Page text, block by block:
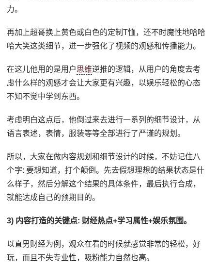
力。
再加上超哥换上黄色或白色的定制T恤，还不时魔性地哈哈
哈大笑这类细节，进一步强化了视频的观感和传播能力。
在这儿他用的是用户思维逆推的逻辑，从用户的角度去考
虑什么样的观感才会让大家更有兴趣，以娱乐轻松的心态
不知不觉中学到东西。
考虑明白这点后，他倒过来去进行一系列的细节设计，从
语言表述，表情，服装等等全部进行了严谨的规划。
所以，大家在做内容规划和细节设计的时候，不妨记住八
个字: 要想知道，打个颠倒。先去假想理想的结果状态是什
么样子，然后分解这个结果的具体条件，最后执行合成，
就能达成自己的预期目的。
3) 内容打造的关键点: 财经热点+学习属性+娱乐氛围。
以直男财经为例，观众在看的时候就感觉非常的轻松，好
玩，而且不失专业性，吸粉能力自然也高。